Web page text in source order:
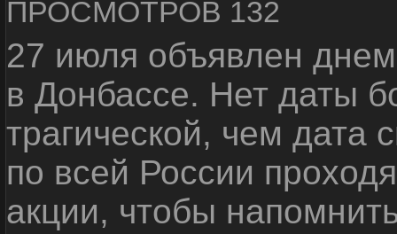
ПРОСМОТРОВ 132
27 июля объявлен
в Донбассе. Нет даты
трагической, чем дата
по всей России
акции, чтобы